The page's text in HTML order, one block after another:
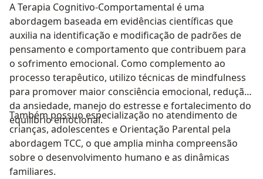
A Terapia Cognitivo-Comportamental é uma
abordagem baseada em evidências científicas que
auxilia na identificação e modificação de padrões de
pensamento e comportamento que contribuem para
o sofrimento emocional. Como complemento ao
processo terapêutico, utilizo técnicas de mindfulness
para promover maior consciência emocional, redução
da ansiedade, manejo do estresse e fortalecimento do
equilíbrio emocional.
Também possuo especialização no atendimento de
crianças, adolescentes e Orientação Parental pela
abordagem TCC, o que amplia minha compreensão
sobre o desenvolvimento humano e as dinâmicas
familiares.